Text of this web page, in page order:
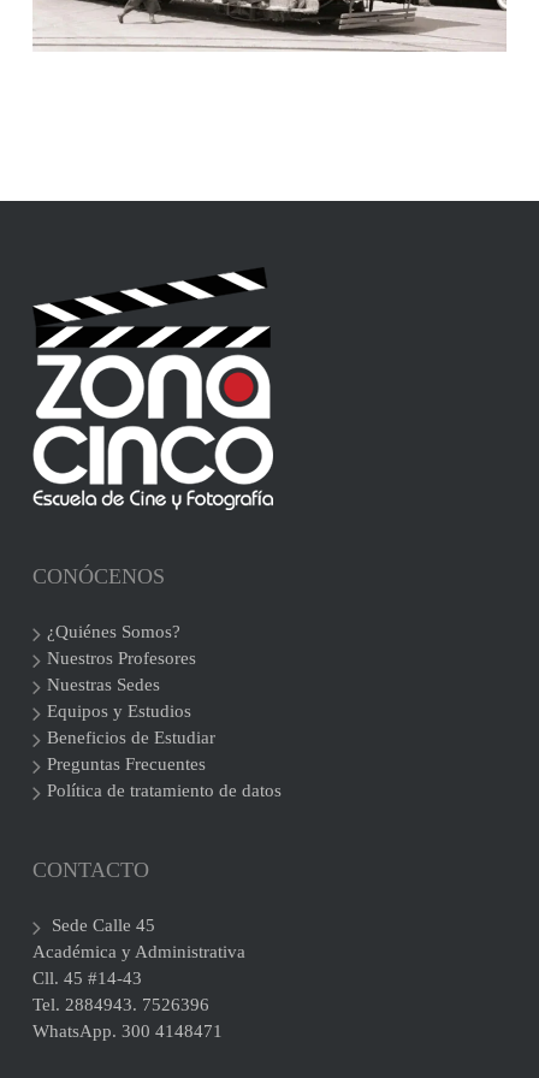
CONÓCENOS
¿Quiénes Somos?
Nuestros Profesores
Nuestras Sedes
Equipos y Estudios
Beneficios de Estudiar
Preguntas Frecuentes
Política de tratamiento de datos
CONTACTO
Sede Calle 45
Académica y Administrativa
Cll. 45 #14-43
Tel. 2884943. 7526396
WhatsApp. 300 4148471